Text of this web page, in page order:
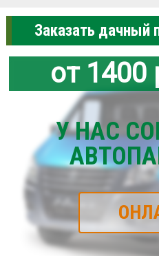
Заказать дачный
от 1400
У НАС